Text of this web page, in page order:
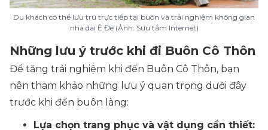
Du khách có thể lưu trú trực tiếp tại buôn và trải nghiệm không gian
nhà dài Ê Đê (Ảnh: Sưu tầm Internet)
Những lưu ý trước khi đi Buôn Cô Thôn
Để tăng trải nghiệm khi đến Buôn Cô Thôn, bạn
nên tham khảo những lưu ý quan trọng dưới đây
trước khi đến buôn làng:
Lựa chọn trang phục và vật dụng cần thiết: